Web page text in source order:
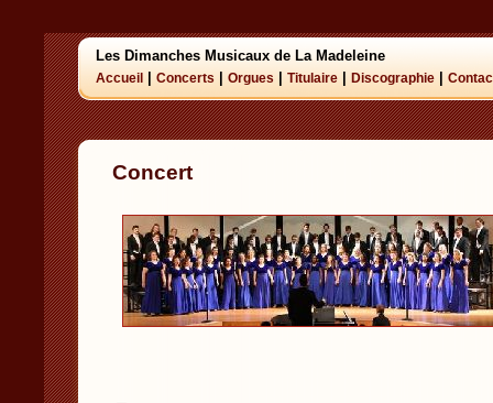
Les Dimanches Musicaux de La Madeleine
Accueil Concerts Orgues Titulaire Discographie
Concert